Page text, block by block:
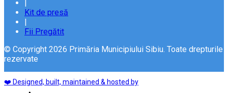
Kit de presă
Fii Pregătit
© Copyright 2026 Primăria Municipiului Sibiu. Toate drepturile
rezervate
❤️ Designed, built, maintained & hosted by